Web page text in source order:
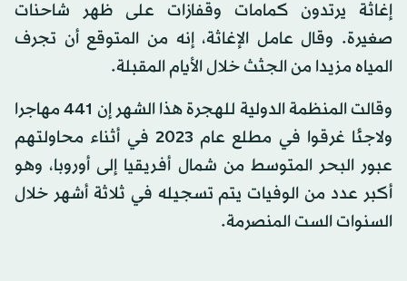
إغاثة يرتدون كمامات وقفازات على ظهر شاحنات
صغيرة. وقال عامل الإغاثة، إنه من المتوقع أن تجرف
المياه مزيدا من الجثث خلال الأيام المقبلة.
وقالت المنظمة الدولية للهجرة هذا الشهر إن 441 مهاجرا
ولاجئا غرقوا في مطلع عام 2023 في أثناء محاولتهم
عبور البحر المتوسط من شمال أفريقيا إلى أوروبا، وهو
أكبر عدد من الوفيات يتم تسجيله في ثلاثة أشهر خلال
السنوات الست المنصرمة.